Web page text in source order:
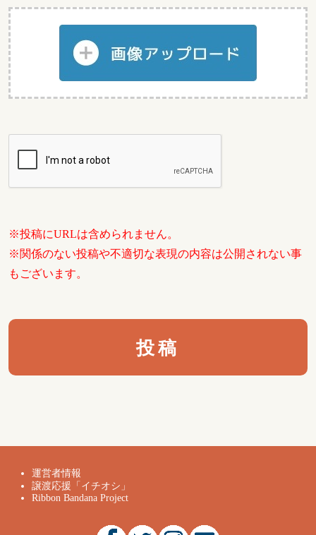
※投稿にURLは含められません。
※関係のない投稿や不適切な表現の内容は公開されない事
もございます。
運営者情報
譲渡応援「イチオシ」
Ribbon Bandana Project